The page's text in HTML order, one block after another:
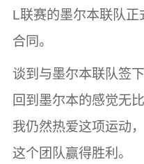
L联赛的墨尔本联队
合同。
谈到与墨尔本联队签
回到墨尔本的感觉无
我仍然热爱这项运动
这个团队赢得胜利。